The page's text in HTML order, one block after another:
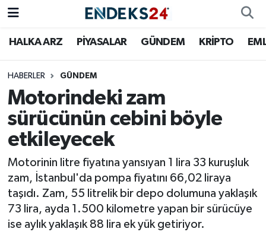
HALKA ARZ PİYASALAR GÜNDEM KRİPTO
HABERLER GÜNDEM
Motorindeki zam
sürücünün cebini böyle
etkileyecek
Motorinin litre fiyatına yansıyan 1 lira 33 kuruşluk
zam, İstanbul'da pompa fiyatını 66,02 liraya
taşıdı. Zam, 55 litrelik bir depo dolumuna yaklaşık
73 lira, ayda 1.500 kilometre yapan bir sürücüye
ise aylık yaklaşık 88 lira ek yük getiriyor.
EMLAK
ENERJİ
GÜNDEM
HALKA ARZ
KRİPTO
OTOMOTİV
PİYASALAR
Nöbetçi Eczaneler
Hava Durumu
Trafik Durumu
Süper Lig Puan Durumu ve Fikstür
Tüm Manşetler
Son Dakika Haberleri
Haber Arşivi